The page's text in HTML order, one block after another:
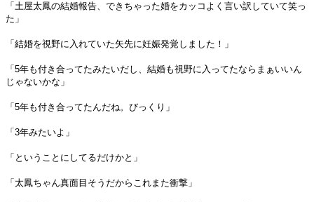
「土屋太鳳の結婚報告、できちゃった婚をカッコよく言い訳していて笑っ
た」
「結婚を視野に入れていた矢先に妊娠発覚しました！」
「5年も付き合ってたみたいだし、結婚も視野に入ってたならまぁいいん
じゃないかな」
「5年も付き合ってたんだね。びっくり」
「3年みたいよ」
「ということにしてるだけかと」
「太鳳ちゃん真面目そうだからこれまた衝撃」